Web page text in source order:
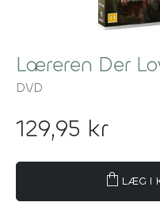
Læreren Der
DVD
129,95 kr
shopping_bag LÆG I